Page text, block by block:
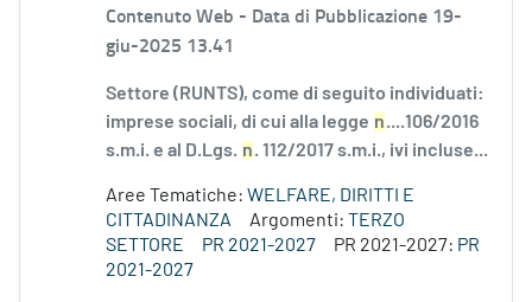
Contenuto Web - Data di Pubblicazione 19-
giu-2025 13.41
Settore (RUNTS), come di seguito individuati:
imprese sociali, di cui alla legge n....106/2016
s.m.i. e al D.Lgs. n. 112/2017 s.m.i., ivi incluse...
Aree Tematiche: WELFARE, DIRITTI E
CITTADINANZA
Argomenti: TERZO
SETTORE
PR 2021-2027 PR 2021-2027: PR
2021-2027